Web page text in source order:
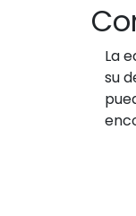
La
su